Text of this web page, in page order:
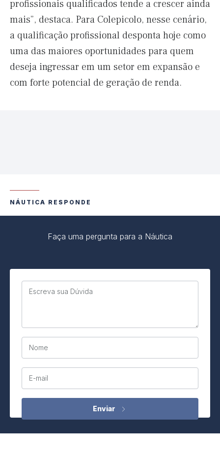
profissionais qualificados tende a crescer ainda
mais”, destaca. Para Colepicolo, nesse cenário,
a qualificação profissional desponta hoje como
uma das maiores oportunidades para quem
deseja ingressar em um setor em expansão e
com forte potencial de geração de renda.
NÁUTICA RESPONDE
Faça uma pergunta para a Náutica
Escreva sua Dúvida
Nome
E-mail